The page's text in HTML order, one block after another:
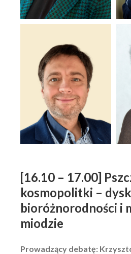
[16.10 – 17.00]
kosmopolitki –
bioróżnorodności i
miodzie
Prowadzący debatę: